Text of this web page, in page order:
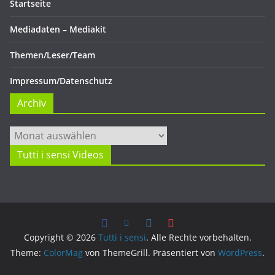
Startseite
Mediadaten – Mediakit
Themen/Leser/Team
Impressum/Datenschutz
Archiv
Archiv
Tutti i sensi Videos
Copyright © 2026 Tutti i sensi. Alle Rechte vorbehalten.
Theme: ColorMag von ThemeGrill. Präsentiert von WordPress.